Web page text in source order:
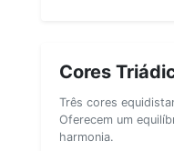
Cores
Três cores
Oferecem um
harmonia.